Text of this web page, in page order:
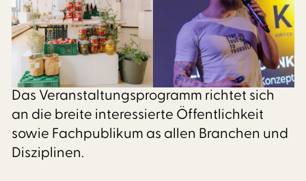
Vorträge, Tagungen, Konzerte,
Ausstellungen, Pop-Up-Stores, Workshops,
Projektchen u.v.m.
Das Veranstaltungsprogramm richtet sich
an die breite interessierte Öffentlichkeit
sowie Fachpublikum as allen Branchen und
Disziplinen.